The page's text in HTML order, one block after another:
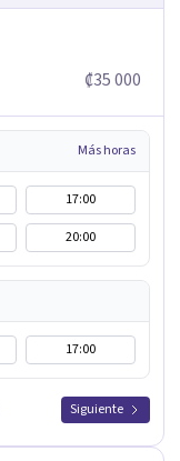
₡35 000
Más horas
17:00
20:00
17:00
Siguiente